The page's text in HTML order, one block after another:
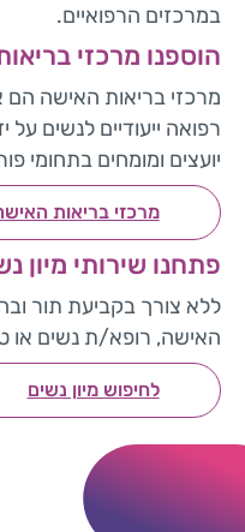
במרכזים הרפואיים.
הוספנו מרכזי
מרכזי בריאות האישה הם
רפואה ייעודיים לנשים על
יועצים ומומחים בתחומי
מרכזי בריאות
פתחנו שירותי מיון
ללא צורך בקביעת תור
האישה, רופא/ת נשים או
לחיפוש מיון נשים